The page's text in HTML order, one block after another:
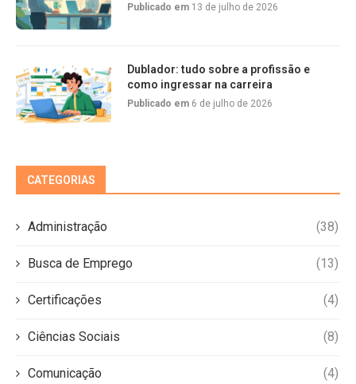
Publicado em 13 de julho de 2026
Dublador: tudo sobre a profissão e
como ingressar na carreira
Publicado em 6 de julho de 2026
CATEGORIAS
Administração (38)
Busca de Emprego (13)
Certificações (4)
Ciências Sociais (8)
Comunicação (4)